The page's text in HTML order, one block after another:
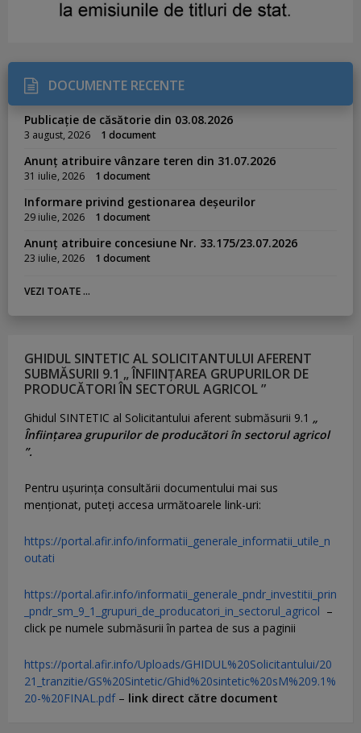
DOCUMENTE RECENTE
Publicație de căsătorie din 03.08.2026
3 august, 2026 1 document
Anunț atribuire vânzare teren din 31.07.2026
31 iulie, 2026 1 document
Informare privind gestionarea deșeurilor
29 iulie, 2026 1 document
Anunț atribuire concesiune Nr. 33.175/23.07.2026
23 iulie, 2026 1 document
VEZI TOATE ...
GHIDUL SINTETIC AL SOLICITANTULUI AFERENT
SUBMĂSURII 9.1 „ ÎNFIINȚAREA GRUPURILOR DE
PRODUCĂTORI ÎN SECTORUL AGRICOL ”
Ghidul SINTETIC al Solicitantului aferent submăsurii 9.1 „
Înființarea grupurilor de producători în sectorul agricol
”.
Pentru uşurinţa consultării documentului mai sus
menţionat, puteţi accesa următoarele link-uri:
https://portal.afir.info/informatii_generale_informatii_utile_n
outati
https://portal.afir.info/informatii_generale_pndr_investitii_prin
_pndr_sm_9_1_grupuri_de_producatori_in_sectorul_agricol –
click pe numele submăsurii în partea de sus a paginii
https://portal.afir.info/Uploads/GHIDUL%20Solicitantului/20
21_tranzitie/GS%20Sintetic/Ghid%20sintetic%20sM%209.1%
20-%20FINAL.pdf– link direct către document